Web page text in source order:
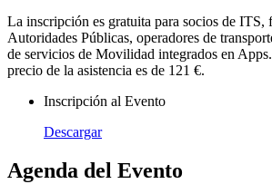
La inscripción es gratuita para socios de ITS,
Autoridades Públicas, operadores de
de servicios de Movilidad integrados en
precio de la asistencia es de 121 €.
Inscripción al Evento
Descargar
Agenda del Evento